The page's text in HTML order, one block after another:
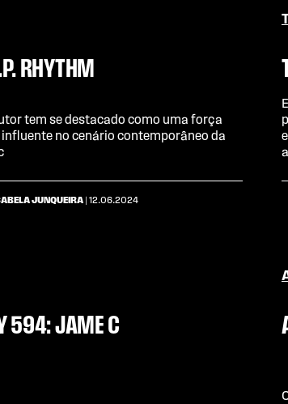
RHYTHM
tem se destacado como uma força
no cenário contemporâneo da
JUNQUEIRA | 12.06.2024
594: JAME C